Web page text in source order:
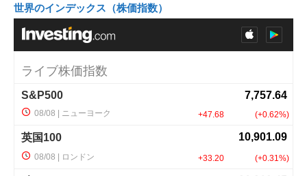
世界のインデックス（株価指数）